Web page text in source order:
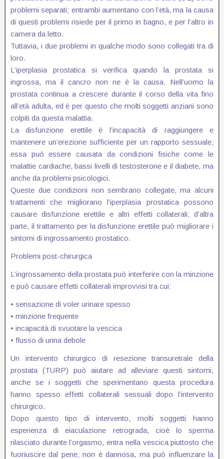
problemi separati; entrambi aumentano con l’età, ma la causa
di questi problemi risiede per il primo in bagno, e per l’altro in
camera da letto.
Tuttavia, i due problemi in qualche modo sono collegati tra di
loro.
L’iperplasia prostatica si verifica quando la prostata si
ingrossa, ma il cancro non ne è la causa. Nell’uomo la
prostata continua a crescere durante il corso della vita fino
all’età adulta, ed è per questo che molti soggetti anziani sono
colpiti da questa malattia.
La disfunzione erettile è l’incapacità di raggiungere e
mantenere un’erezione sufficiente per un rapporto sessuale;
essa può essere causata da condizioni fisiche come le
malattie cardiache, bassi livelli di testosterone e il diabete, ma
anche da problemi psicologici.
Queste due condizioni non sembrano collegate, ma alcuni
trattamenti che migliorano l’iperplasia prostatica possono
causare disfunzione erettile e altri effetti collaterali; d’altra
parte, il trattamento per la disfunzione erettile può migliorare i
sintomi di ingrossamento prostatico.
Problemi post-chirurgica
L’ingrossamento della prostata può interferire con la minzione
e può causare effetti collaterali improvvisi tra cui:
• sensazione di voler urinare spesso
• minzione frequente
• incapacità di svuotare la vescica
• flusso di urina debole
Un intervento chirurgico di resezione transuretrale della
prostata (TURP) può aiutare ad alleviare questi sintomi,
anche se i soggetti che sperimentano questa procedura
hanno spesso effetti collaterali sessuali dopo l’intervento
chirurgico.
Dopo questo tipo di intervento, molti soggetti hanno
esperienza di eiaculazione retrograda, cioè lo sperma
rilasciato durante l’orgasmo, entra nella vescica piuttosto che
fuoriuscire dal pene; non è dannosa, ma può influenzare la